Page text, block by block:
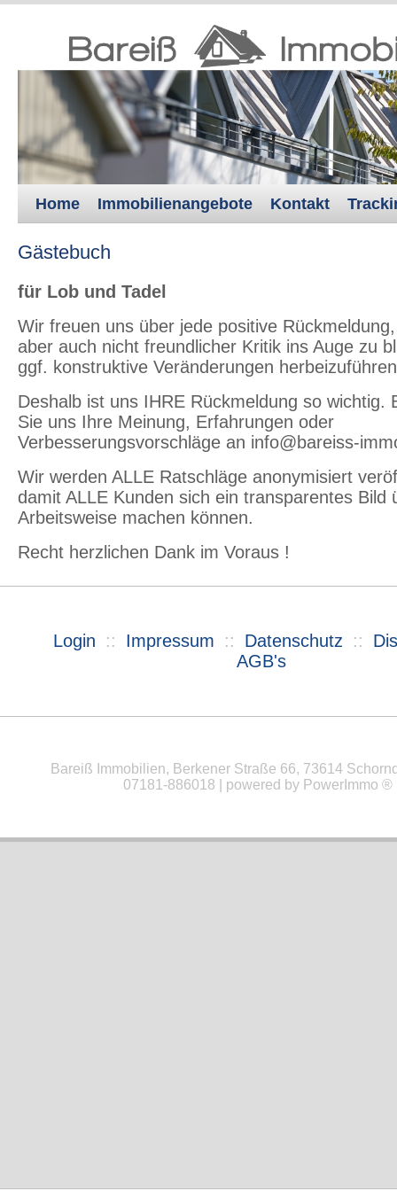
Home Immobilienangebote Kontakt
Gästebuch
für Lob und Tadel
Wir freuen uns über jede positive
aber auch nicht freundlicher Kritik ins Auge zu
ggf. konstruktive Veränderungen
Deshalb ist uns IHRE Rückmeldung so wichtig.
Sie uns Ihre Meinung, Erfahrungen oder
Verbesserungsvorschläge an info@bareiss-
Wir werden ALLE Ratschläge anonymisiert
damit ALLE Kunden sich ein transparentes Bild
Arbeitsweise machen können.
Recht herzlichen Dank im Voraus !
Login :: Impressum :: Datenschutz ::
AGB's
Bareiß Immobilien, Berkener Straße 66, 73614
07181-886018 | powered by PowerImmo ®